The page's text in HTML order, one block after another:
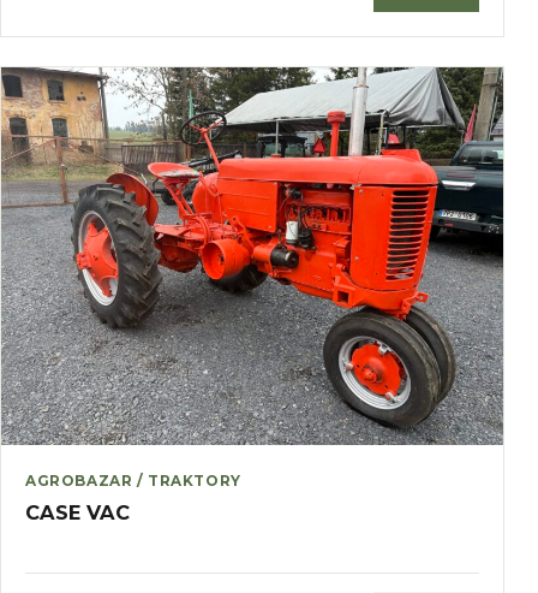
AGROBAZAR / TRAKTORY
CASE VAC